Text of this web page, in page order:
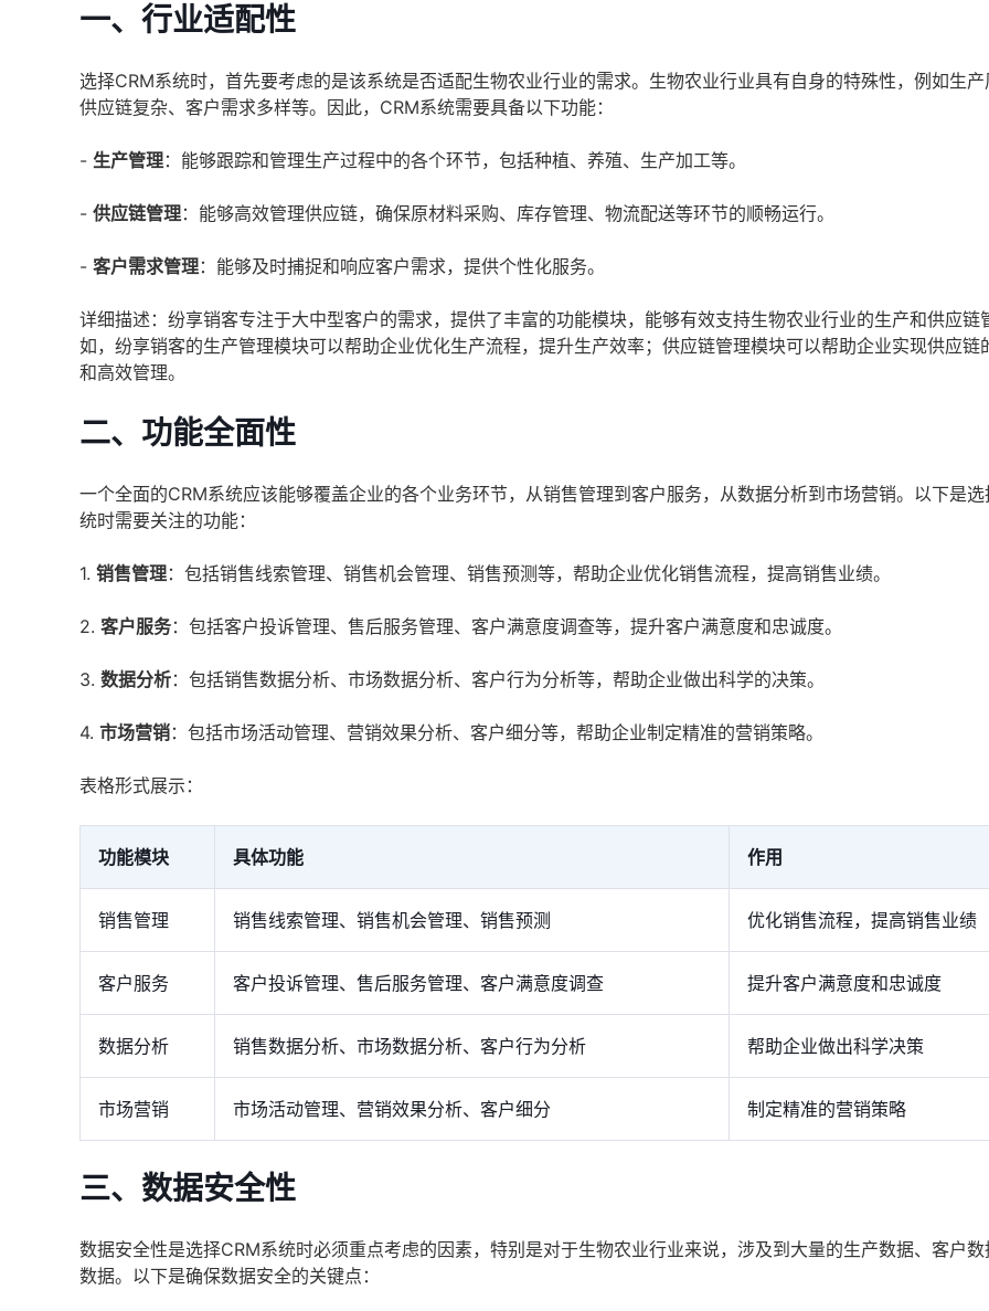
一、行业适配性
选择CRM系统时，首先要考虑的是该系统是否适配生物农业行业的需求。生物农业行业具有自身的特殊性，例如生产
供应链复杂、客户需求多样等。因此，CRM系统需要具备以下功能：
- 生产管理：能够跟踪和管理生产过程中的各个环节，包括种植、养殖、生产加工等。
- 供应链管理：能够高效管理供应链，确保原材料采购、库存管理、物流配送等环节的顺畅运行。
- 客户需求管理：能够及时捕捉和响应客户需求，提供个性化服务。
详细描述：纷享销客专注于大中型客户的需求，提供了丰富的功能模块，能够有效支持生物农业行业的生产和供应链
如，纷享销客的生产管理模块可以帮助企业优化生产流程，提升生产效率；供应链管理模块可以帮助企业实现供应链
和高效管理。
二、功能全面性
一个全面的CRM系统应该能够覆盖企业的各个业务环节，从销售管理到客户服务，从数据分析到市场营销。以下是选
统时需要关注的功能：
1. 销售管理：包括销售线索管理、销售机会管理、销售预测等，帮助企业优化销售流程，提高销售业绩。
2. 客户服务：包括客户投诉管理、售后服务管理、客户满意度调查等，提升客户满意度和忠诚度。
3. 数据分析：包括销售数据分析、市场数据分析、客户行为分析等，帮助企业做出科学的决策。
4. 市场营销：包括市场活动管理、营销效果分析、客户细分等，帮助企业制定精准的营销策略。
表格形式展示：
功能模块 具体功能 作用
销售管理 销售线索管理、销售机会管理、销售预测 优化销售流程，提高销售业绩
客户服务 客户投诉管理、售后服务管理、客户满意度调查 提升客户满意度和忠诚度
数据分析 销售数据分析、市场数据分析、客户行为分析 帮助企业做出科学决策
市场营销 市场活动管理、营销效果分析、客户细分 制定精准的营销策略
三、数据安全性
数据安全性是选择CRM系统时必须重点考虑的因素，特别是对于生物农业行业来说，涉及到大量的生产数据、客户数
数据。以下是确保数据安全的关键点：